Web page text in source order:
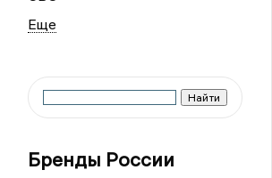
Бренды России